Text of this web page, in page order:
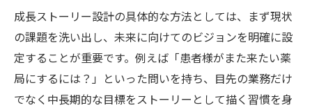
成長ストーリー設計の具体的な方法としては、まず現状
の課題を洗い出し、未来に向けてのビジョンを明確に設
定することが重要です。例えば「患者様がまた来たい薬
局にするには？」といった問いを持ち、目先の業務だけ
でなく中長期的な目標をストーリーとして描く習慣を身